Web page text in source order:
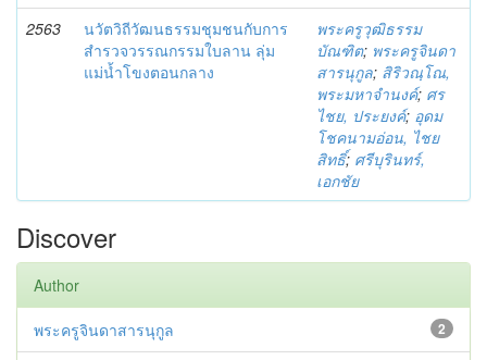
2563
นวัตวิถีวัฒนธรรมชุมชนกับการ
สำรวจวรรณกรรมใบลาน ลุ่ม
แม่น้ำโขงตอนกลาง
พระครูวุฒิธรรม
บัณฑิต; พระครูจินดา
สารนุกูล; สิริวณฺโณ,
พระมหาจำนงค์; ศร
ไชย, ประยงค์; อุดม
โชคนามอ่อน, ไชย
สิทธิ์; ศรีบุรินทร์,
เอกชัย
Discover
Author
2
พระครูจินดาสารนุกูล